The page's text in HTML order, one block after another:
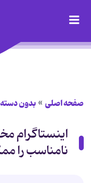
صفحه اصلی بدون
اینستاگرام
نامناسب را